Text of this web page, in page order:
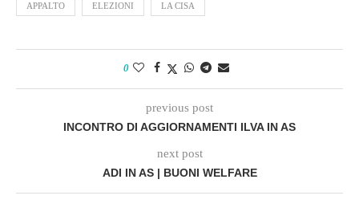
APPALTO ELEZIONI LA CISA
0
previous post
INCONTRO DI AGGIORNAMENTI ILVA IN AS
next post
ADI IN AS | BUONI WELFARE